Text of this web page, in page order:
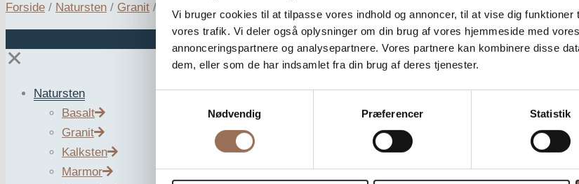
Vi bruger cookies til at tilpasse vores indhold og annoncer, til at vise dig
vores trafik. Vi deler også oplysninger om din brug af vores hjemmeside med
annonceringspartnere og analysepartnere. Vores partnere kan kombinere disse
dem, eller som de har indsamlet fra din brug af deres tjenester.
Nødvendig
Præferencer Statistik
Forside / Natursten / Granit / G354
✕
Natursten
Basalt
Granit
Kalksten
Marmor
G354